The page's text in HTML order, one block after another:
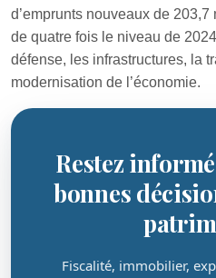
d’emprunts nouveaux de 203,7
de quatre fois le niveau de
défense, les infrastructures, la
modernisation de l’économie.
Restez
bonnes
Fiscalité, immobilier,